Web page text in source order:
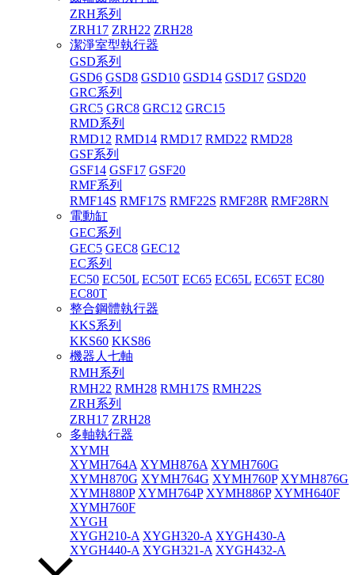
ZRH系列
ZRH17 ZRH22 ZRH28
潔淨室型執行器
GSD系列
GSD6 GSD8 GSD10 GSD14 GSD17 GSD20
GRC系列
GRC5 GRC8 GRC12 GRC15
RMD系列
RMD12 RMD14 RMD17 RMD22 RMD28
GSF系列
GSF14 GSF17 GSF20
RMF系列
RMF14S RMF17S RMF22S RMF28R RMF28RN
電動缸
GEC系列
GEC5 GEC8 GEC12
EC系列
EC50 EC50L EC50T EC65 EC65L EC65T EC80
EC80T
整合鋼體執行器
KKS系列
KKS60 KKS86
機器人七軸
RMH系列
RMH22 RMH28 RMH17S RMH22S
ZRH系列
ZRH17 ZRH28
多軸執行器
XYMH
XYMH764A XYMH876A XYMH760G
XYMH870G XYMH764G XYMH760P XYMH876G
XYMH880P XYMH764P XYMH886P XYMH640F
XYMH760F
XYGH
XYGH210-A XYGH320-A XYGH430-A
XYGH440-A XYGH321-A XYGH432-A